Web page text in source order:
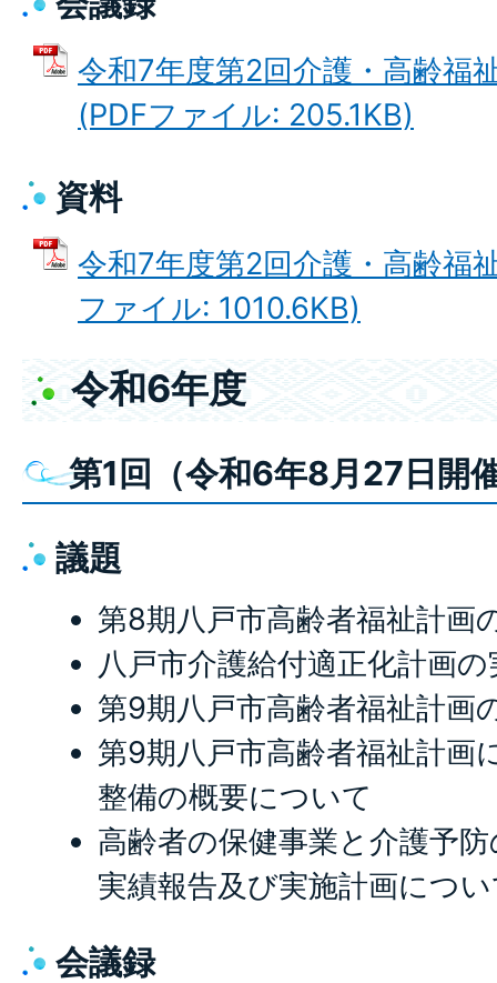
令和7年度第2回介護・高齢福
(PDFファイル: 205.1KB)
資料
令和7年度第2回介護・高齢福
ファイル: 1010.6KB)
令和6年度
第1回（令和6年8月27日開
議題
第8期八戸市高齢者福祉計画
八戸市介護給付適正化計画
第9期八戸市高齢者福祉計画
第9期八戸市高齢者福祉計画
整備の概要について
高齢者の保健事業と介護予
実績報告及び実施計画につ
会議録